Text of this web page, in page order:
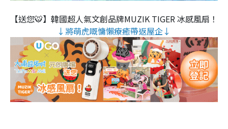
【送您🐯】韓國超人氣文創品牌MUZIK TIGER 冰感風扇！
↓將萌虎嘅慵懶療癒帶返屋企↓